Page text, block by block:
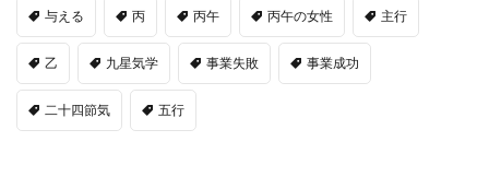
与える 丙 丙午 丙午の女性 主行
乙 九星気学 事業失敗 事業成功
二十四節気 五行